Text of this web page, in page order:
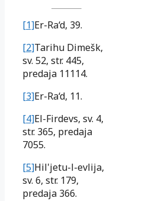
[1]Er-Ra‘d, 39.
[2]Tarihu Dimešk,
sv. 52, str. 445,
predaja 11114.
[3]Er-Ra‘d, 11.
[4]El-Firdevs, sv. 4,
str. 365, predaja
7055.
[5]Hil'jetu-l-evlija,
sv. 6, str. 179,
predaja 366.